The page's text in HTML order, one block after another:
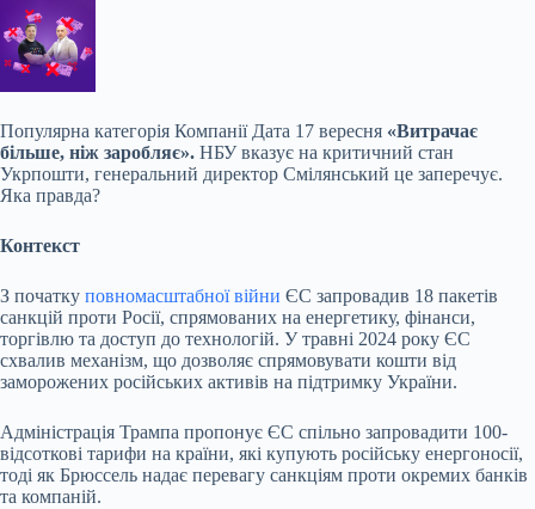
Популярна категорія Компанії Дата 17 вересня «Витрачає
більше, ніж заробляє». НБУ вказує на критичний стан
Укрпошти, генеральний директор Смілянський це заперечує.
Яка правда?
Контекст
З початку повномасштабної війни ЄС запровадив 18 пакетів
санкцій проти Росії, спрямованих на енергетику, фінанси,
торгівлю та доступ до технологій. У травні 2024 року ЄС
схвалив механізм, що дозволяє спрямовувати кошти від
заморожених російських активів на підтримку України.
Адміністрація Трампа пропонує ЄС спільно запровадити 100-
відсоткові тарифи на країни, які купують російську енергоносії,
тоді як Брюссель надає перевагу санкціям проти окремих банків
та компаній.